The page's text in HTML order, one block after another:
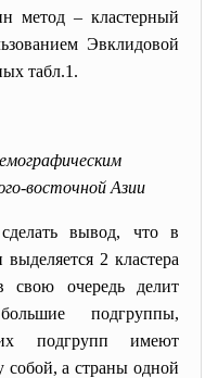
метод – кластерный
Эвклидовой
табл.1.
восточной Азии
вывод, что в
2 кластера
свою очередь делит
подгруппы,
подгрупп имеют
собой, а страны одной